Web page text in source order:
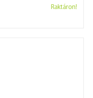
Raktáron!